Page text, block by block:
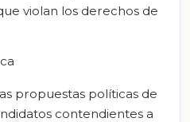
violan los derechos de
propuestas políticas de
contendientes a